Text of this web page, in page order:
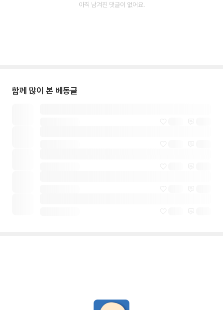
아직 남겨진 댓글이 없어요.
함께 많이 본 베동글